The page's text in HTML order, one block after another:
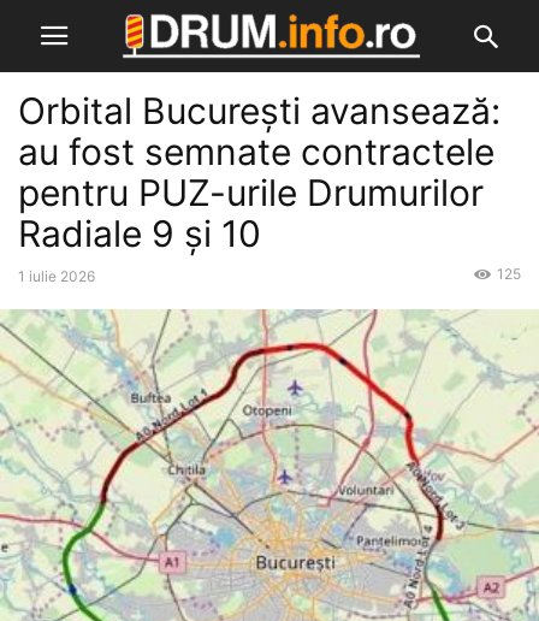
Orbital București avansează:
au fost semnate contractele
pentru PUZ-urile Drumurilor
Radiale 9 și 10
1 iulie 2026 125